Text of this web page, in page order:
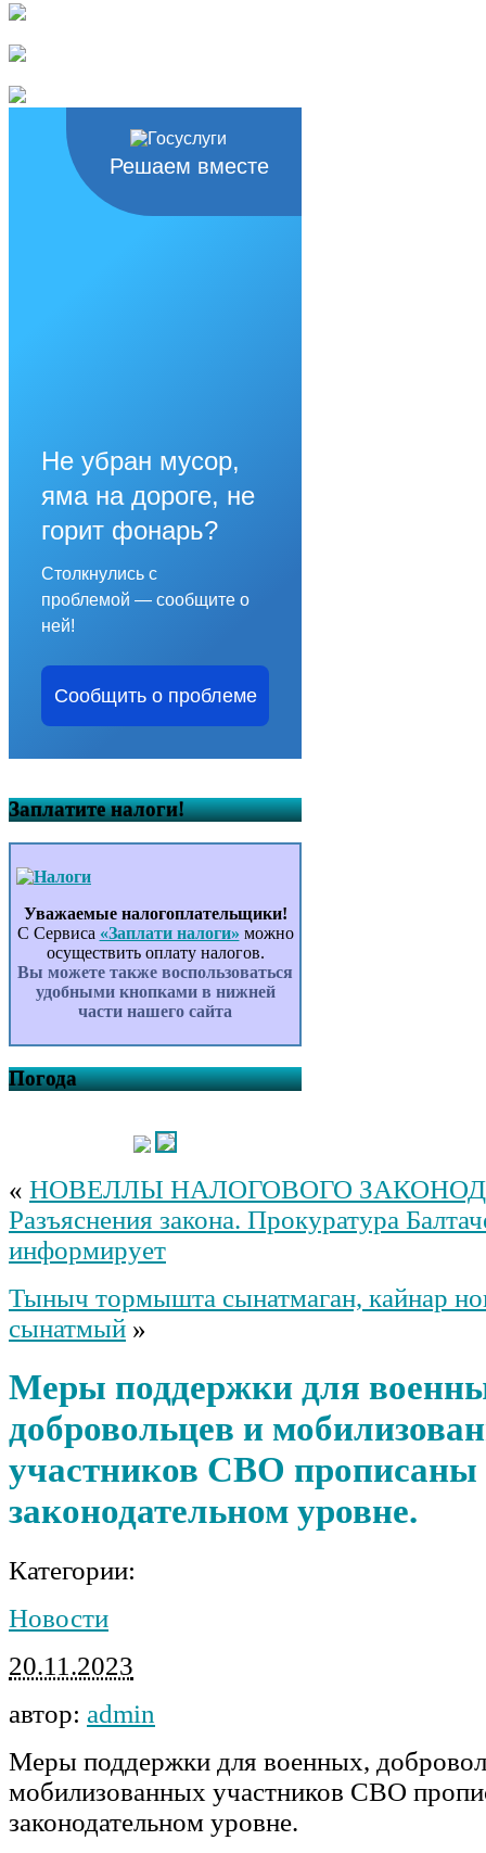
Решаем вместе
Не убран мусор,
яма на дороге, не
горит фонарь?
Столкнулись с
проблемой — сообщите о
ней!
Сообщить о проблеме
Заплатите налоги!
Уважаемые налогоплательщики!
С Сервиса «Заплати налоги» можно
осуществить оплату налогов.
Вы можете также воспользоваться
удобными кнопками в нижней
части нашего сайта
Погода
« НОВЕЛЛЫ НАЛОГОВОГО
Разъяснения закона. Прокуратура
информирует
Тыныч тормышта сынатмаган, кайнар
сынатмый »
Меры поддержки для
добровольцев и
участников СВО прописаны
законодательном уровне.
Категории:
Новости
20.11.2023
автор: admin
Меры поддержки для военных,
мобилизованных участников СВО
законодательном уровне.